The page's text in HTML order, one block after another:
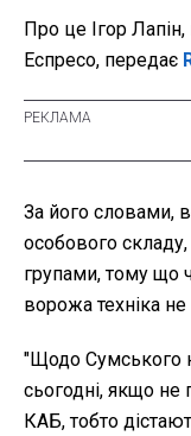
Про це Ігор
Еспресо, передає
За його словами,
особового
групами, тому що
ворожа техніка
"Щодо Сумського
сьогодні, якщо
КАБ, тобто